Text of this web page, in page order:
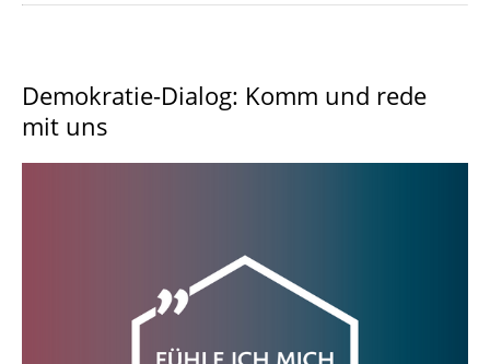
Demokratie-Dialog: Komm und rede
mit uns